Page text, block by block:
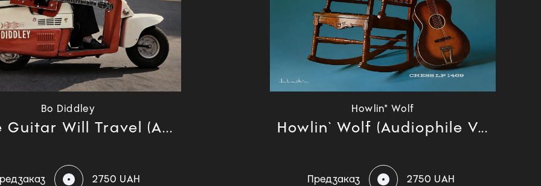
Bo Diddley
Guitar Will Travel (A...
2750 UAH
Howlin" Wolf
Howlin` Wolf (Audiophile V...
Предзаказ 2750 UAH